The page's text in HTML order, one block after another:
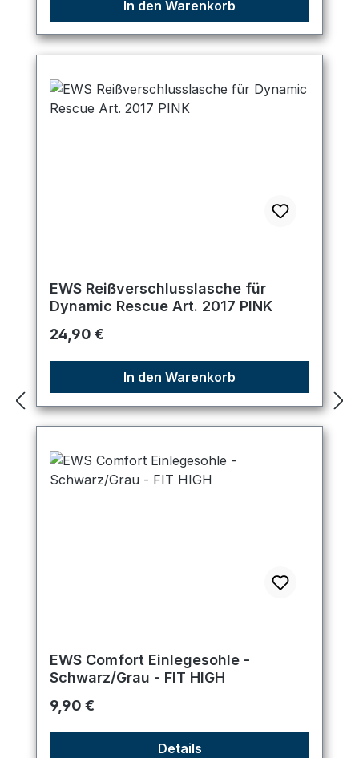
In den Warenkorb
EWS Reißverschlusslasche für
Dynamic Rescue Art. 2017 PINK
Regulärer Preis:
24,90 €
In den Warenkorb
EWS Comfort Einlegesohle -
Schwarz/Grau - FIT HIGH
Regulärer Preis:
9,90 €
Details